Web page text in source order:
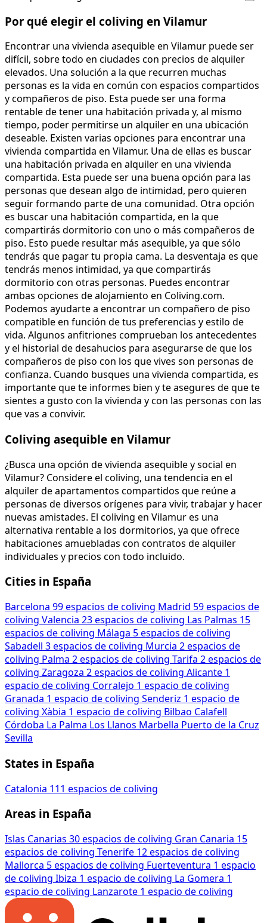
Por qué elegir el coliving en Vilamur
Encontrar una vivienda asequible en Vilamur puede ser
difícil, sobre todo en ciudades con precios de alquiler
elevados. Una solución a la que recurren muchas
personas es la vida en común con espacios compartidos
y compañeros de piso. Esta puede ser una forma
rentable de tener una habitación privada y, al mismo
tiempo, poder permitirse un alquiler en una ubicación
deseable. Existen varias opciones para encontrar una
vivienda compartida en Vilamur. Una de ellas es buscar
una habitación privada en alquiler en una vivienda
compartida. Esta puede ser una buena opción para las
personas que desean algo de intimidad, pero quieren
seguir formando parte de una comunidad. Otra opción
es buscar una habitación compartida, en la que
compartirás dormitorio con uno o más compañeros de
piso. Esto puede resultar más asequible, ya que sólo
tendrás que pagar tu propia cama. La desventaja es que
tendrás menos intimidad, ya que compartirás
dormitorio con otras personas. Puedes encontrar
ambas opciones de alojamiento en Coliving.com.
Podemos ayudarte a encontrar un compañero de piso
compatible en función de tus preferencias y estilo de
vida. Algunos anfitriones comprueban los antecedentes
y el historial de desahucios para asegurarse de que los
compañeros de piso con los que vives son personas de
confianza. Cuando busques una vivienda compartida, es
importante que te informes bien y te asegures de que te
sientes a gusto con la vivienda y con las personas con las
que vas a convivir.
Coliving asequible en Vilamur
¿Busca una opción de vivienda asequible y social en
Vilamur? Considere el coliving, una tendencia en el
alquiler de apartamentos compartidos que reúne a
personas de diversos orígenes para vivir, trabajar y hacer
nuevas amistades. El coliving en Vilamur es una
alternativa rentable a los dormitorios, ya que ofrece
habitaciones amuebladas con contratos de alquiler
individuales y precios con todo incluido.
Cities in España
Barcelona 99 espacios de coliving Madrid 59 espacios de
coliving Valencia 23 espacios de coliving Las Palmas 15
espacios de coliving Málaga 5 espacios de coliving
Sabadell 3 espacios de coliving Murcia 2 espacios de
coliving Palma 2 espacios de coliving Tarifa 2 espacios de
coliving Zaragoza 2 espacios de coliving Alicante 1
espacio de coliving Corralejo 1 espacio de coliving
Granada 1 espacio de coliving Senderiz 1 espacio de
coliving Xàbia 1 espacio de coliving Bilbao Calafell
Córdoba La Palma Los Llanos Marbella Puerto de la Cruz
Sevilla
States in España
Catalonia 111 espacios de coliving
Areas in España
Islas Canarias 30 espacios de coliving Gran Canaria 15
espacios de coliving Tenerife 12 espacios de coliving
Mallorca 5 espacios de coliving Fuerteventura 1 espacio
de coliving Ibiza 1 espacio de coliving La Gomera 1
espacio de coliving Lanzarote 1 espacio de coliving